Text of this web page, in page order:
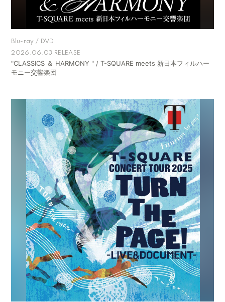
Blu-ray / DVD
2026.06.03 RELEASE
"CLASSICS ＆ HARMONY " / T-SQUARE meets 新日本フィルハー
モニー交響楽団